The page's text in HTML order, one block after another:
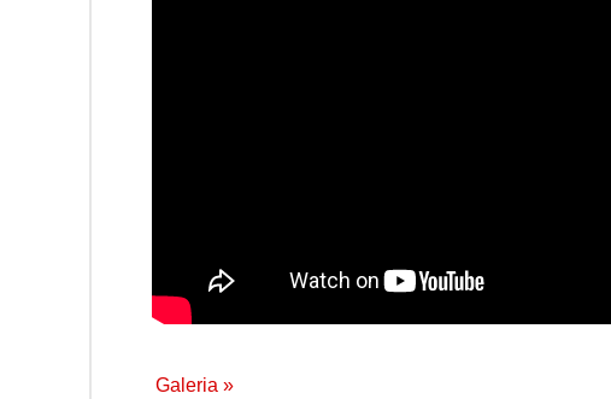
Galeria »